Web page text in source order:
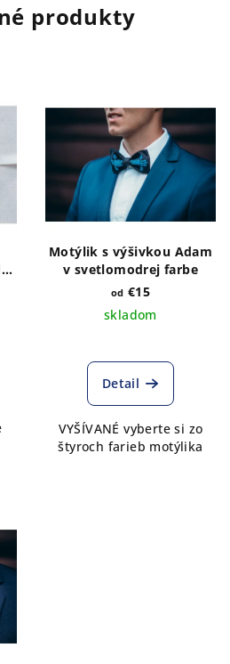
produkty
Motýlik s výšivkou Adam
v svetlomodrej farbe
od €15
skladom
Detail
VYŠÍVANÉ vyberte si zo
štyroch farieb motýlika